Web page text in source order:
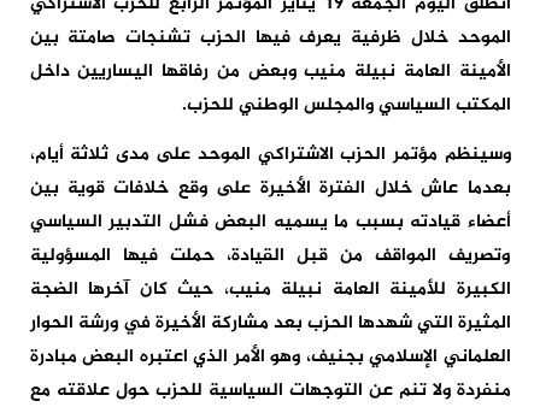
الموحد خلال ظرفية يعرف فيها الحزب تشنجات صامتة بين
الأمينة العامة نبيلة منيب وبعض من رفاقها اليساريين داخل
المكتب السياسي والمجلس الوطني للحزب.
وسينظم مؤتمر الحزب الاشتراكي الموحد على مدى ثلاثة أيام،
بعدما عاش خلال الفترة الأخيرة على وقع خلافات قوية بين
أعضاء قيادته بسبب ما يسميه البعض فشل التدبير السياسي
وتصريف المواقف من قبل القيادة، حملت فيها المسؤولية
الكبيرة للأمينة العامة نبيلة منيب، حيث كان آخرها الضجة
المثيرة التي شهدها الحزب بعد مشاركة الأخيرة في ورشة الحوار
العلماني الإسلامي بجنيف، وهو الأمر الذي اعتبره البعض مبادرة
منفردة ولا تنم عن التوجهات السياسية للحزب حول علاقته مع